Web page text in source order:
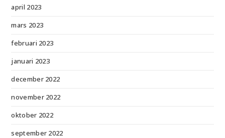
april 2023
mars 2023
februari 2023
januari 2023
december 2022
november 2022
oktober 2022
september 2022